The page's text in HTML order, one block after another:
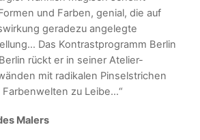
und Farben, genial, die auf
geradezu angelegte
Das Kontrastprogramm Berlin
rückt er in seiner Atelier-
mit radikalen Pinselstrichen
zu Leibe…“
Malers